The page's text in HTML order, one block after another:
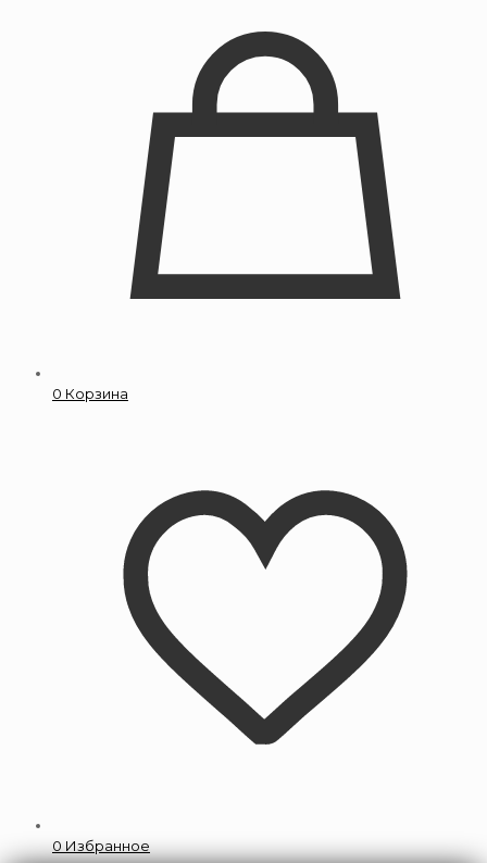
0 Корзина
0 Избранное